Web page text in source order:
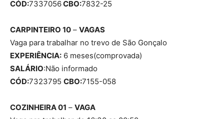
CÓD:7337056CBO:7832-25
CARPINTEIRO 10 – VAGAS
Vaga para trabalhar no trevo de São Gonçalo
EXPERIÊNCIA: 6 meses(comprovada)
SALÁRIO:Não informado
CÓD:7323795 CBO:7155-058
COZINHEIRA 01 – VAGA